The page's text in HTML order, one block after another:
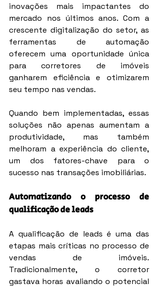
inovações mais impactantes do
mercado nos últimos anos. Com a
crescente digitalização do setor, as
ferramentas de automação
oferecem uma oportunidade única
para corretores de imóveis
ganharem eficiência e otimizarem
seu tempo nas vendas.
Quando bem implementadas, essas
soluções não apenas aumentam a
produtividade, mas também
melhoram a experiência do cliente,
um dos fatores-chave para o
sucesso nas transações imobiliárias.
Automatizando o processo de
qualificação de leads
A qualificação de leads é uma das
etapas mais críticas no processo de
vendas de imóveis.
Tradicionalmente, o corretor
gastava horas avaliando o potencial